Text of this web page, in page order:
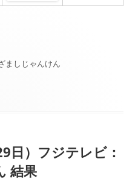
ましじゃんけん
ビ： めざましじゃんけん 結果
日）フジテレビ：
結果